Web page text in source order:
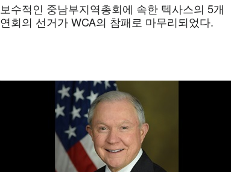
보수적인 중남부지역총회에 속한 텍사스의 5개
연회의 선거가 WCA의 참패로 마무리되었다.